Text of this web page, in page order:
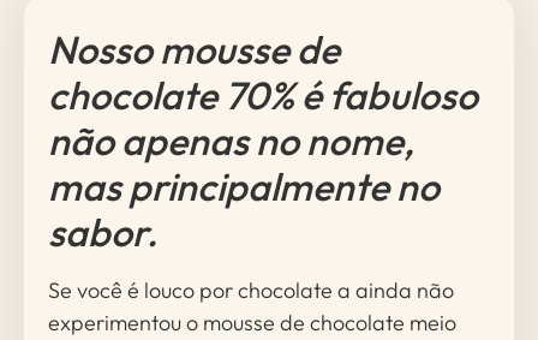
Nosso mousse de
chocolate 70% é fabuloso
não apenas no nome,
mas principalmente no
sabor.
Se você é louco por chocolate a ainda não
experimentou o mousse de chocolate meio